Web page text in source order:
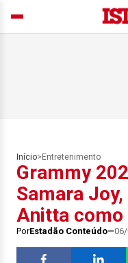
Início> Entretenimento
Grammy
Samara
Anitta
PorEstadão Conteúdo